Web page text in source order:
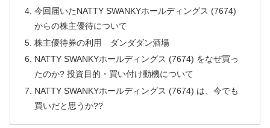
今回届いたNATTY SWANKYホールディングス (7674)
からの株主優待について
株主優待券の利用 ダンダダン酒場
NATTY SWANKYホールディングス (7674) をなぜ買っ
たのか? 投資目的・買い付け動機について
NATTY SWANKYホールディングス (7674) は、今でも
買いだと思うか??